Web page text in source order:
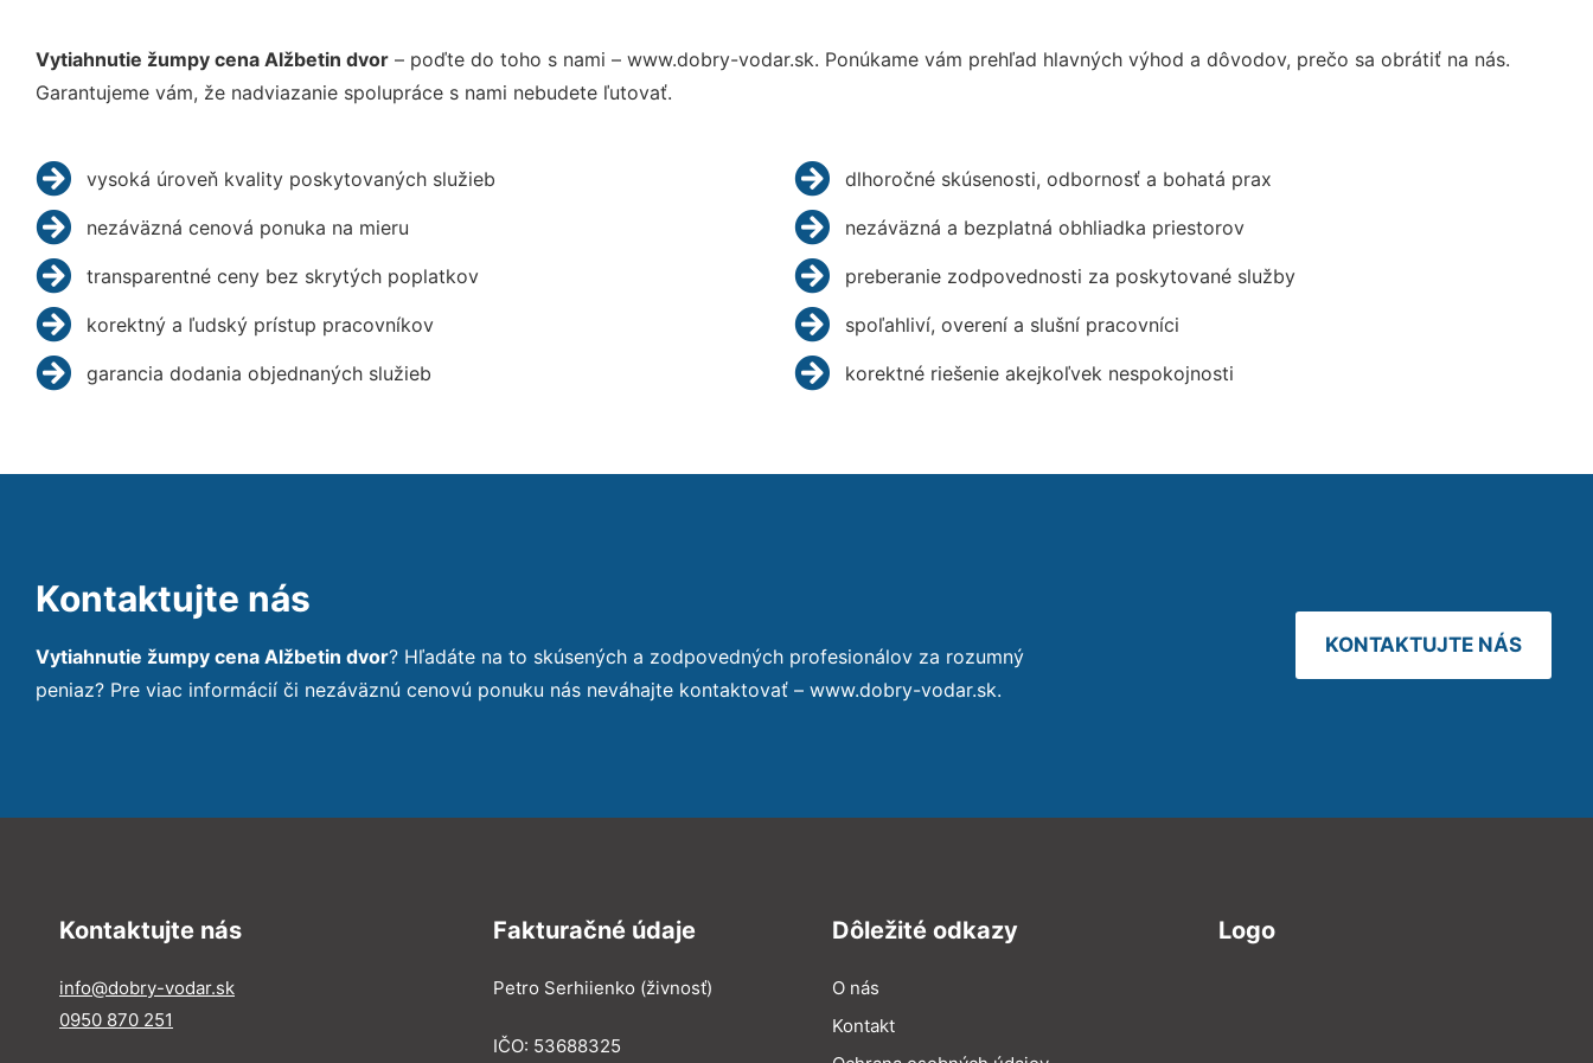
Vytiahnutie žumpy cena Alžbetin dvor – poďte do toho s nami – www.dobry-vodar.sk. Ponúkame vám prehľad hlavných výhod a dôvodov, prečo sa obrátiť na nás.
Garantujeme vám, že nadviazanie spolupráce s nami nebudete ľutovať.
vysoká úroveň kvality poskytovaných služieb
nezáväzná cenová ponuka na mieru
transparentné ceny bez skrytých poplatkov
korektný a ľudský prístup pracovníkov
garancia dodania objednaných služieb
dlhoročné skúsenosti, odbornosť a bohatá prax
nezáväzná a bezplatná obhliadka priestorov
preberanie zodpovednosti za poskytované služby
spoľahliví, overení a slušní pracovníci
korektné riešenie akejkoľvek nespokojnosti
Kontaktujte nás
Vytiahnutie žumpy cena Alžbetin dvor? Hľadáte na to skúsených a zodpovedných profesionálov za rozumný
peniaz? Pre viac informácií či nezáväznú cenovú ponuku nás neváhajte kontaktovať – www.dobry-vodar.sk.
KONTAKTUJTE NÁS
Kontaktujte nás
info@dobry-vodar.sk
0950 870 251
Fakturačné údaje
Petro Serhiienko (živnosť)
IČO: 53688325
Dôležité odkazy
O nás
Kontakt
Logo